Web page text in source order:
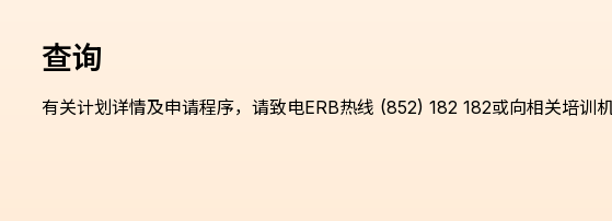
查询
有关计划详情及申请程序，请致电ERB热线 (852) 182 182或向相关培训机